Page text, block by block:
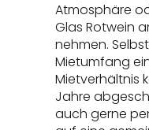
Atmosphäre
Glas Rotwein
nehmen.
Mietumfang
Mietverhältnis
Jahre
auch gerne